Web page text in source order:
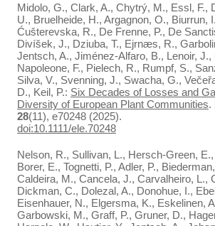
Midolo, G., Clark, A., Chytrý, M., Essl, F.,
U., Bruelheide, H., Argagnon, O., Biurrun,
Ćušterevska, R., De Frenne, P., De
Divíšek, J., Dziuba, T., Ejrnæs, R.,
Jentsch, A., Jiménez-Alfaro, B., Lenoir, J.,
Napoleone, F., Pielech, R., Rumpf, S.,
Silva, V., Svenning, J., Swacha, G.,
D., Keil, P.: Six Decades of Losses and
Diversity of European Plant Communities.
28(11), e70248 (2025).
doi:10.1111/ele.70248
Nelson, R., Sullivan, L., Hersch-Green,
Borer, E., Tognetti, P., Adler, P.,
Caldeira, M., Cancela, J., Carvalheiro, L.,
Dickman, C., Dolezal, A., Donohue, I.,
Eisenhauer, N., Elgersma, K., Eskelinen,
Garbowski, M., Graff, P., Gruner, D.,